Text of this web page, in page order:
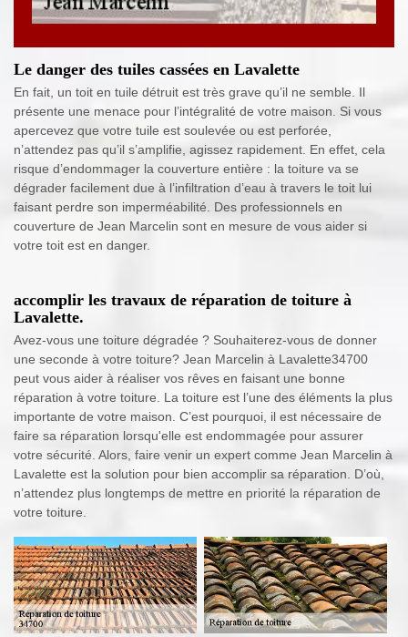
Le danger des tuiles cassées en Lavalette
En fait, un toit en tuile détruit est très grave qu’il ne semble. Il
présente une menace pour l’intégralité de votre maison. Si vous
apercevez que votre tuile est soulevée ou est perforée,
n’attendez pas qu’il s’amplifie, agissez rapidement. En effet, cela
risque d’endommager la couverture entière : la toiture va se
dégrader facilement due à l’infiltration d’eau à travers le toit lui
faisant perdre son imperméabilité. Des professionnels en
couverture de Jean Marcelin sont en mesure de vous aider si
votre toit est en danger.
accomplir les travaux de réparation de toiture à
Lavalette.
Avez-vous une toiture dégradée ? Souhaiterez-vous de donner
une seconde à votre toiture? Jean Marcelin à Lavalette34700
peut vous aider à réaliser vos rêves en faisant une bonne
réparation à votre toiture. La toiture est l’une des éléments la plus
importante de votre maison. C’est pourquoi, il est nécessaire de
faire sa réparation lorsqu'elle est endommagée pour assurer
votre sécurité. Alors, faire venir un expert comme Jean Marcelin à
Lavalette est la solution pour bien accomplir sa réparation. D’où,
n’attendez plus longtemps de mettre en priorité la réparation de
votre toiture.